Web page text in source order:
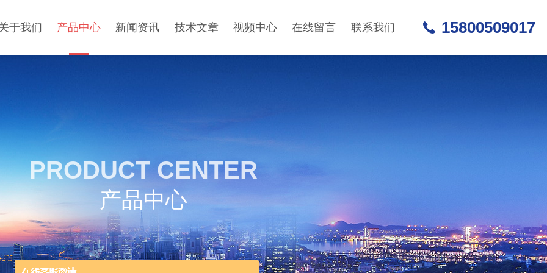
于我们 产品中心 新闻资讯 技术文章 视频中心 在线留言 联系我们 15800509017
PRODUCT CENTER
产品中心